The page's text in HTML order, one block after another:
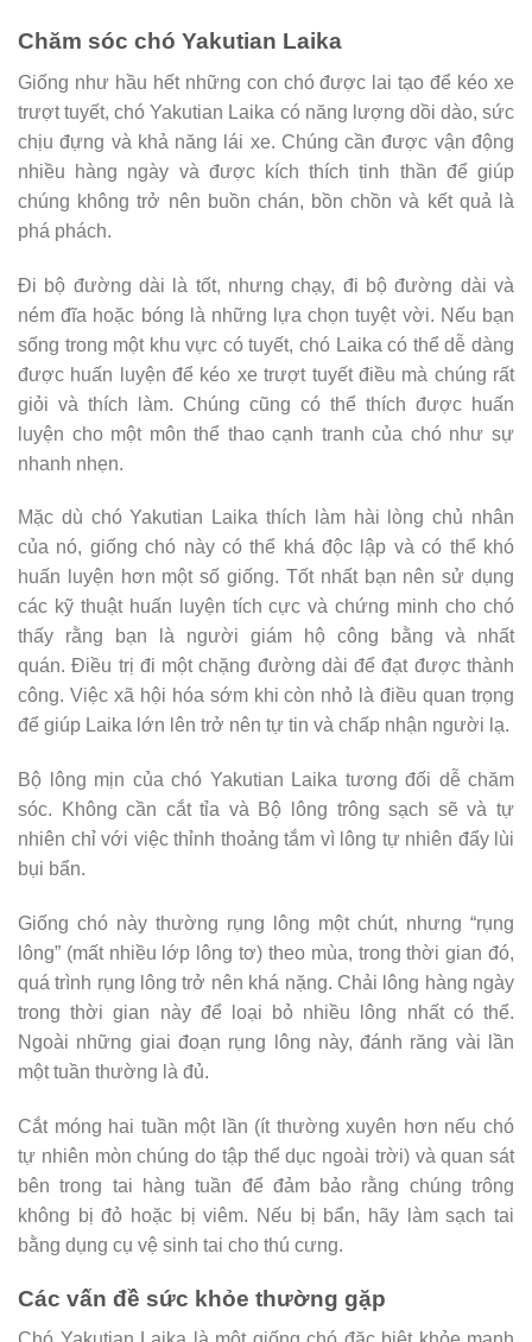
Chăm sóc chó Yakutian Laika
Giống như hầu hết những con chó được lai tạo để kéo xe
trượt tuyết, chó Yakutian Laika có năng lượng dồi dào, sức
chịu đựng và khả năng lái xe. Chúng cần được vận động
nhiều hàng ngày và được kích thích tinh thần để giúp
chúng không trở nên buồn chán, bồn chồn và kết quả là
phá phách.
Đi bộ đường dài là tốt, nhưng chạy, đi bộ đường dài và
ném đĩa hoặc bóng là những lựa chọn tuyệt vời. Nếu bạn
sống trong một khu vực có tuyết, chó Laika có thể dễ dàng
được huấn luyện để kéo xe trượt tuyết điều mà chúng rất
giỏi và thích làm. Chúng cũng có thể thích được huấn
luyện cho một môn thể thao cạnh tranh của chó như sự
nhanh nhẹn.
Mặc dù chó Yakutian Laika thích làm hài lòng chủ nhân
của nó, giống chó này có thể khá độc lập và có thể khó
huấn luyện hơn một số giống. Tốt nhất bạn nên sử dụng
các kỹ thuật huấn luyện tích cực và chứng minh cho chó
thấy rằng bạn là người giám hộ công bằng và nhất
quán. Điều trị đi một chặng đường dài để đạt được thành
công. Việc xã hội hóa sớm khi còn nhỏ là điều quan trọng
để giúp Laika lớn lên trở nên tự tin và chấp nhận người lạ.
Bộ lông mịn của chó Yakutian Laika tương đối dễ chăm
sóc. Không cần cắt tỉa và Bộ lông trông sạch sẽ và tự
nhiên chỉ với việc thỉnh thoảng tắm vì lông tự nhiên đẩy lùi
bụi bẩn.
Giống chó này thường rụng lông một chút, nhưng “rụng
lông” (mất nhiều lớp lông tơ) theo mùa, trong thời gian đó,
quá trình rụng lông trở nên khá nặng. Chải lông hàng ngày
trong thời gian này để loại bỏ nhiều lông nhất có thể.
Ngoài những giai đoạn rụng lông này, đánh răng vài lần
một tuần thường là đủ.
Cắt móng hai tuần một lần (ít thường xuyên hơn nếu chó
tự nhiên mòn chúng do tập thể dục ngoài trời) và quan sát
bên trong tai hàng tuần để đảm bảo rằng chúng trông
không bị đỏ hoặc bị viêm. Nếu bị bẩn, hãy làm sạch tai
bằng dụng cụ vệ sinh tai cho thú cưng.
Các vấn đề sức khỏe thường gặp